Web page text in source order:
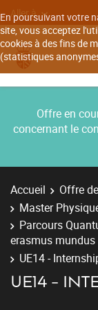
En poursuivant votre
site, vous acceptez
cookies à des fins de
(statistiques
Aller à
Offre en
concernant le
Accueil Offre
Master
Parcours
erasmus
UE14 -
UE14 -